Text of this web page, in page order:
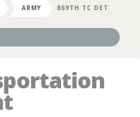
ARMY 869TH TC DET